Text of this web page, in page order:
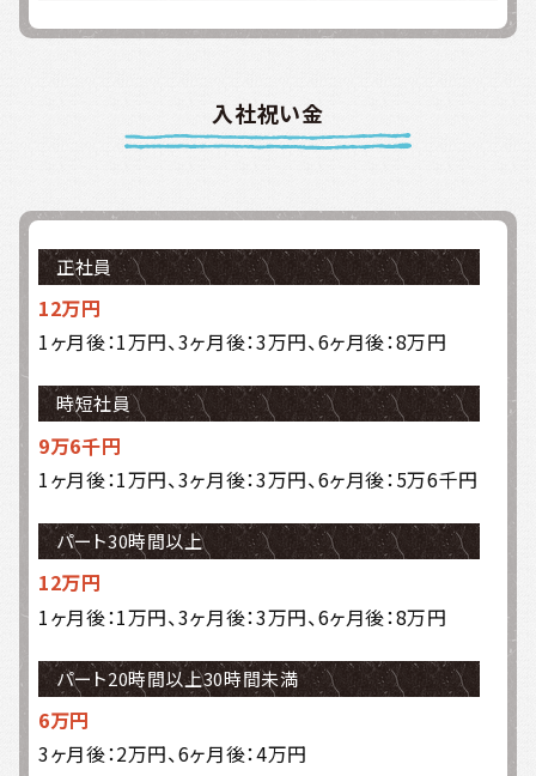
入社祝い金
正社員
12万円
1ヶ月後：1万円、3ヶ月後：3万円、6ヶ月後：8万円
時短社員
9万6千円
1ヶ月後：1万円、3ヶ月後：3万円、6ヶ月後：5万6千円
パート30時間以上
12万円
1ヶ月後：1万円、3ヶ月後：3万円、6ヶ月後：8万円
パート20時間以上30時間未満
6万円
3ヶ月後：2万円、6ヶ月後：4万円